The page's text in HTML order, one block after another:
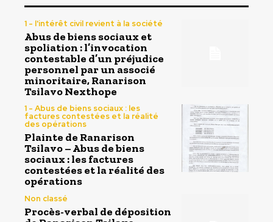
1 - l'intérêt civil revient à la société
Abus de biens sociaux et
spoliation : l’invocation
contestable d’un préjudice
personnel par un associé
minoritaire, Ranarison
Tsilavo Nexthope
1 - Abus de biens sociaux : les
factures contestées et la réalité
des opérations
Plainte de Ranarison
Tsilavo – Abus de biens
sociaux : les factures
contestées et la réalité des
opérations
Non classé
Procès-verbal de déposition